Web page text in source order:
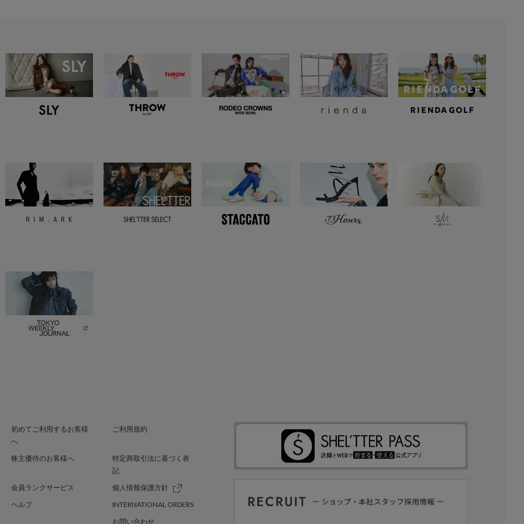
初めてご利用するお客様
へ
ご利用規約
株主優待のお客様へ
特定商取引法に基づく表
記
会員ランクサービス
個人情報保護方針
ヘルプ
INTERNATIONAL ORDERS
お問い合わせ